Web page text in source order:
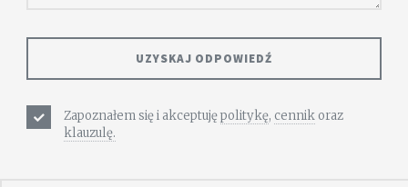
Zapoznałem się i akceptujępolitykę, cennik oraz
klauzulę.